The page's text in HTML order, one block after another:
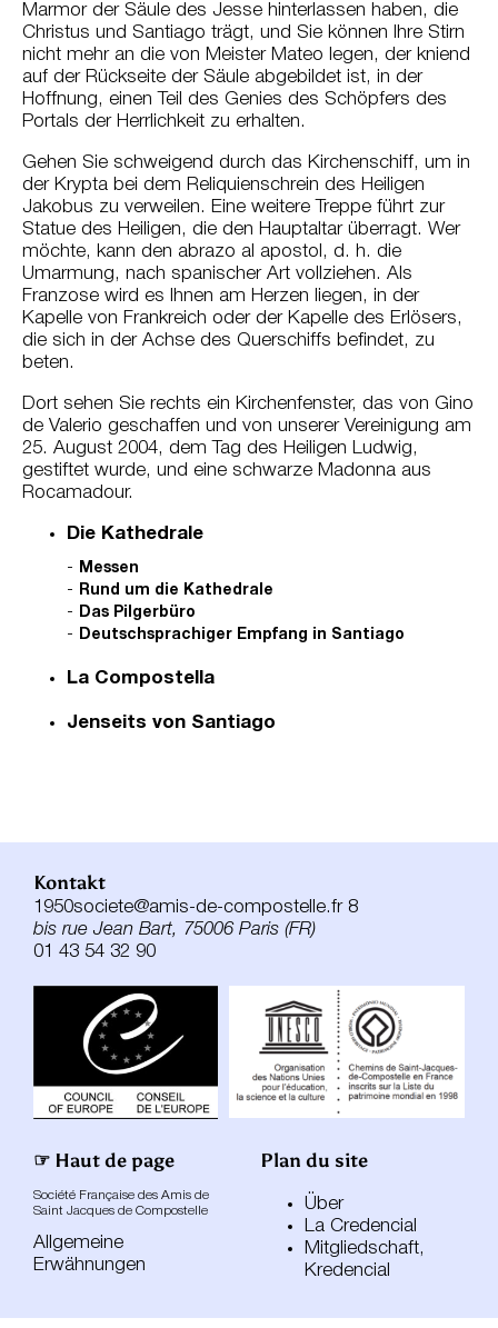
Marmor der Säule des Jesse hinterlassen haben, die
Christus und Santiago trägt, und Sie können Ihre Stirn
nicht mehr an die von Meister Mateo legen, der kniend
auf der Rückseite der Säule abgebildet ist, in der
Hoffnung, einen Teil des Genies des Schöpfers des
Portals der Herrlichkeit zu erhalten.
Gehen Sie schweigend durch das Kirchenschiff, um in
der Krypta bei dem Reliquienschrein des Heiligen
Jakobus zu verweilen. Eine weitere Treppe führt zur
Statue des Heiligen, die den Hauptaltar überragt. Wer
möchte, kann den abrazo al apostol, d. h. die
Umarmung, nach spanischer Art vollziehen. Als
Franzose wird es Ihnen am Herzen liegen, in der
Kapelle von Frankreich oder der Kapelle des Erlösers,
die sich in der Achse des Querschiffs befindet, zu
beten.
Dort sehen Sie rechts ein Kirchenfenster, das von Gino
de Valerio geschaffen und von unserer Vereinigung am
25. August 2004, dem Tag des Heiligen Ludwig,
gestiftet wurde, und eine schwarze Madonna aus
Rocamadour.
Die Kathedrale
Messen
Rund um die Kathedrale
Das Pilgerbüro
Deutschsprachiger Empfang in Santiago
La Compostella
Jenseits von Santiago
☞ Haut de page
Société Française des Amis de
Saint Jacques de Compostelle
Allgemeine
Erwähnungen
Kontakt
1950societe@amis-de-compostelle.fr 8
bis rue Jean Bart, 75006 Paris (FR)
01 43 54 32 90
Plan du site
Über
La Credencial
Mitgliedschaft,
Kredencial